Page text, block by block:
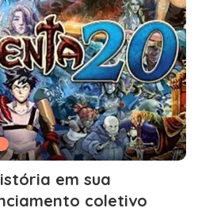
em sua
coletivo